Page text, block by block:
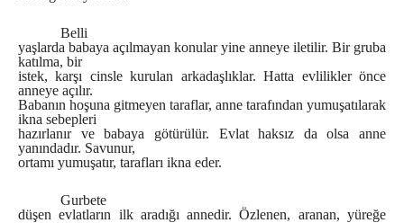
Belli
yaşlarda babaya açılmayan konular yine anneye iletilir. Bir gruba
katılma, bir
istek, karşı cinsle kurulan arkadaşlıklar. Hatta evlilikler önce
anneye açılır.
Babanın hoşuna gitmeyen taraflar, anne tarafından yumuşatılarak
ikna sebepleri
hazırlanır ve babaya götürülür. Evlat haksız da olsa anne
yanındadır. Savunur,
ortamı yumuşatır, tarafları ikna eder.
Gurbete
düşen evlatların ilk aradığı annedir. Özlenen, aranan, yüreğe